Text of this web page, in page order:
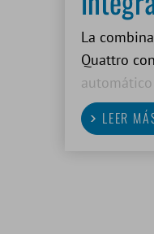
La
Quattro
pajuelas
LEER